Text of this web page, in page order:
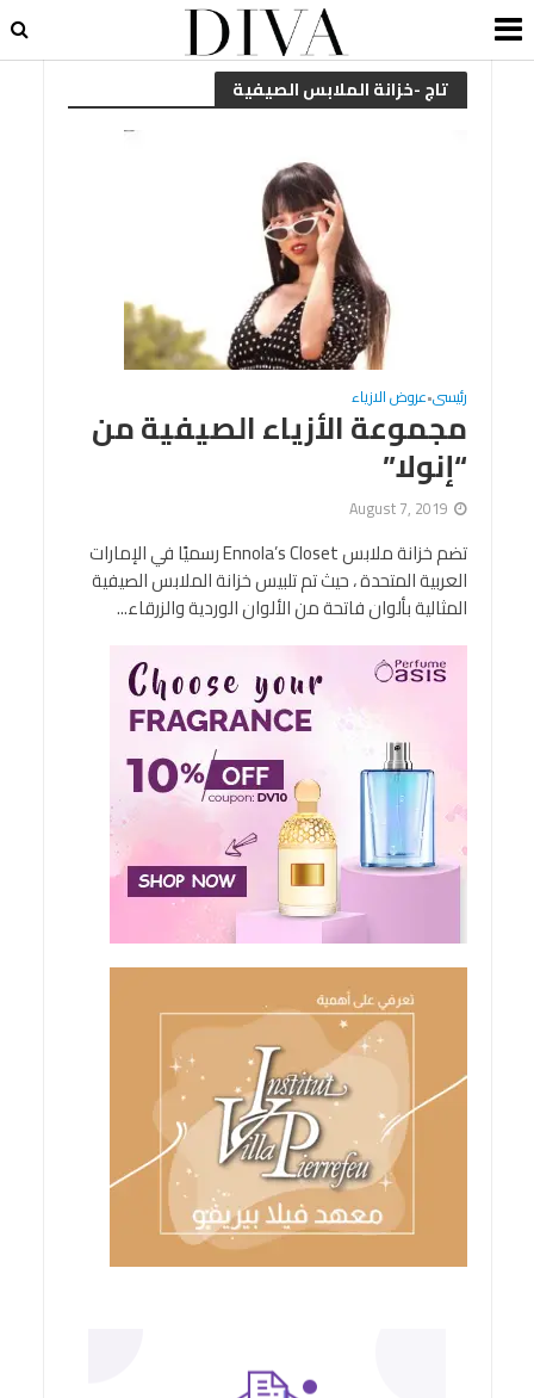
تاج -خزانة الملابس الصيفية
رئيسى•عروض الازياء
مجموعة الأزياء الصيفية من
“إنولا”
August 7, 2019
تضم خزانة ملابس Ennola’s Closet رسميًا في الإمارات
العربية المتحدة ، حيث تم تلبيس خزانة الملابس الصيفية
المثالية بألوان فاتحة من الألوان الوردية والزرقاء...